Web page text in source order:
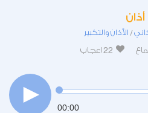
أذان
/ الأذان والتكبير
22 اعجاب
00:00